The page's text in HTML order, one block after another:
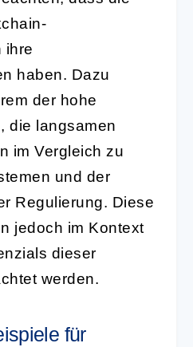
ihre
haben. Dazu
der hohe
die langsamen
im Vergleich zu
und der
Regulierung. Diese
jedoch im Kontext
dieser
werden.
für